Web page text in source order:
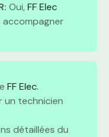
Oui, FF Elec
accompagner
FF Elec.
un technicien
détaillées du